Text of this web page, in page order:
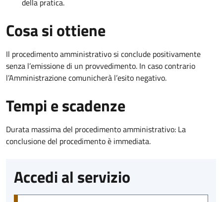
della pratica.
Cosa si ottiene
Il procedimento amministrativo si conclude positivamente
senza l’emissione di un provvedimento. In caso contrario
l’Amministrazione comunicherà l’esito negativo.
Tempi e scadenze
Durata massima del procedimento amministrativo: La
conclusione del procedimento è immediata.
Accedi al servizio